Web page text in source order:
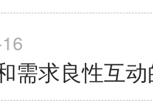
需求良性互